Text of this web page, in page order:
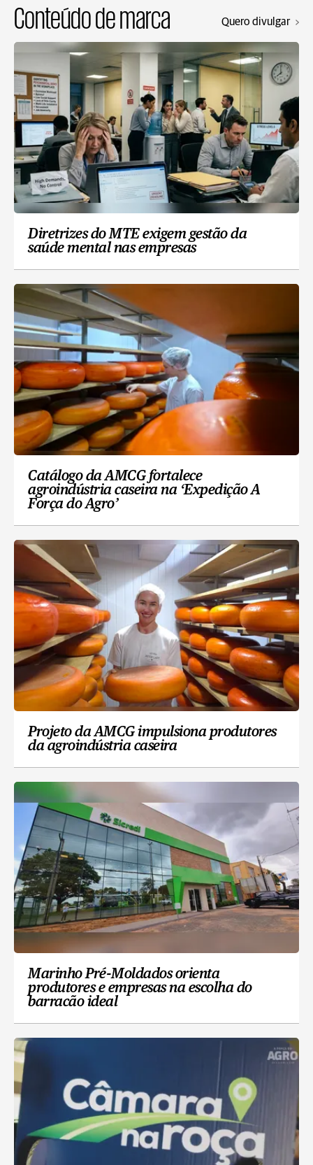
Conteúdo de marca Quero divulgar
Diretrizes do MTE exigem gestão da
saúde mental nas empresas
Catálogo da AMCG fortalece
agroindústria caseira na ‘Expedição A
Força do Agro’
Projeto da AMCG impulsiona produtores
da agroindústria caseira
Marinho Pré-Moldados orienta
produtores e empresas na escolha do
barracão ideal